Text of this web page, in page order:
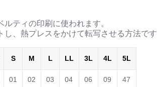
ティの印刷に使われます。
、熱プレスをかけて転写させる方法です
S M L LL 3L 4L 5L
01 02 03 04 06 09 47